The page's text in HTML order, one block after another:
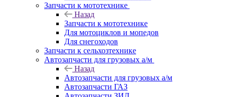
Запчасти к мототехнике
Назад
Запчасти к мототехнике
Для мотоциклов и мопедов
Для снегоходов
Запчасти к сельхозтехнике
Автозапчасти для грузовых а/м
Назад
Автозапчасти для грузовых а/м
Автозапчасти ГАЗ